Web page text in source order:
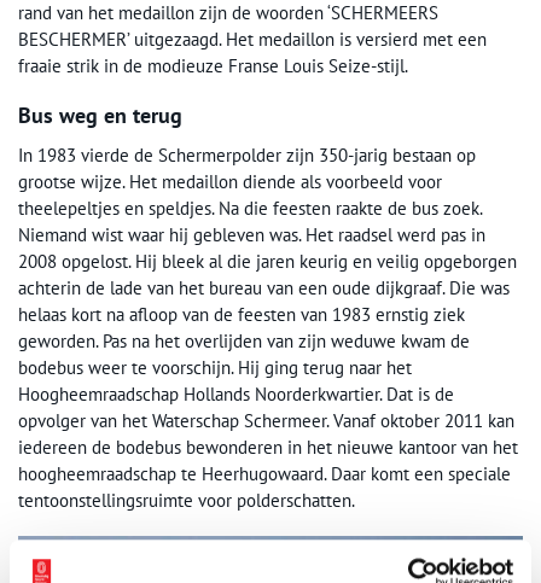
rand van het medaillon zijn de woorden ‘SCHERMEERS
BESCHERMER’ uitgezaagd. Het medaillon is versierd met een
fraaie strik in de modieuze Franse Louis Seize-stijl.
Bus weg en terug
In 1983 vierde de Schermerpolder zijn 350-jarig bestaan op
grootse wijze. Het medaillon diende als voorbeeld voor
theelepeltjes en speldjes. Na die feesten raakte de bus zoek.
Niemand wist waar hij gebleven was. Het raadsel werd pas in
2008 opgelost. Hij bleek al die jaren keurig en veilig opgeborgen
achterin de lade van het bureau van een oude dijkgraaf. Die was
helaas kort na afloop van de feesten van 1983 ernstig ziek
geworden. Pas na het overlijden van zijn weduwe kwam de
bodebus weer te voorschijn. Hij ging terug naar het
Hoogheemraadschap Hollands Noorderkwartier. Dat is de
opvolger van het Waterschap Schermeer. Vanaf oktober 2011 kan
iedereen de bodebus bewonderen in het nieuwe kantoor van het
hoogheemraadschap te Heerhugowaard. Daar komt een speciale
tentoonstellingsruimte voor polderschatten.